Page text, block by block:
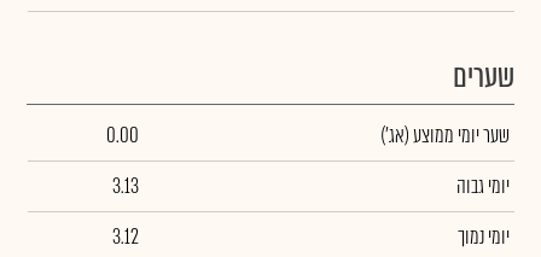
שערים
שער יומי ממוצע(אג')
0.00
יומי גבוה
3.13
יומי נמוך
3.12